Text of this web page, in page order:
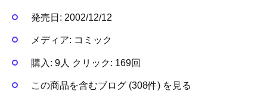
発売日: 2002/12/12
メディア: コミック
購入 : 9人 クリック: 169回
この商品を含むブログ (308件) を見る